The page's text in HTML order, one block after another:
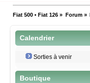
Fiat 500 • Fiat 126 » Forum»
Calendrier
Sorties à venir
Boutique